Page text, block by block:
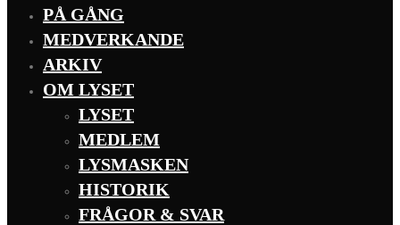
PÅ GÅNG
MEDVERKANDE
ARKIV
OM LYSET
LYSET
MEDLEM
LYSMASKEN
HISTORIK
FRÅGOR & SVAR